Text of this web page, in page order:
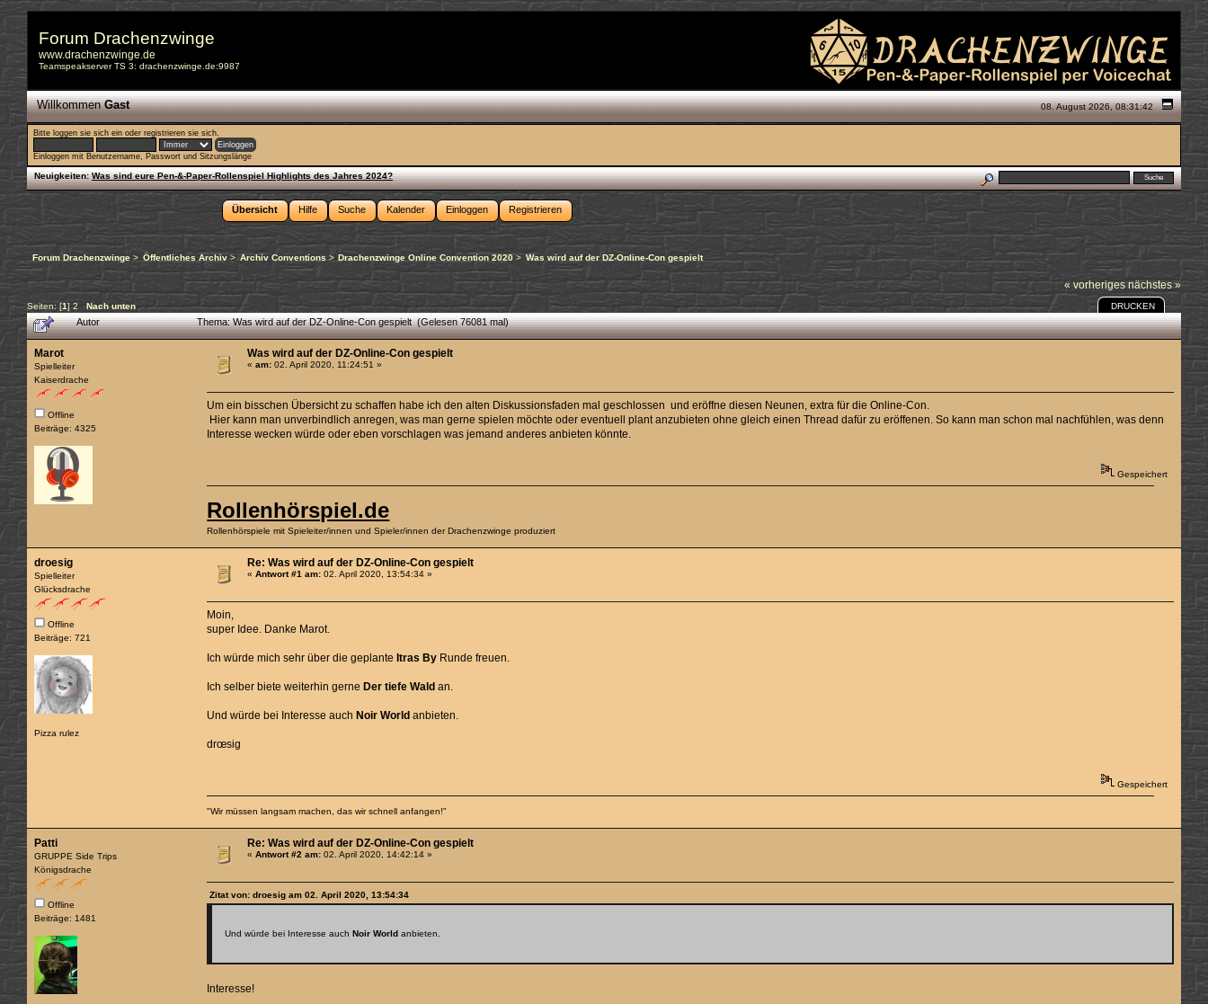
Forum Drachenzwinge
www.drachenzwinge.de
Teamspeakserver TS 3: drachenzwinge.de:9987
08. August 2026, 08:31:42
WillkommenGast
Bitte loggen sie sich ein oderregistrieren sie sich.
Einloggen mit Benutzername, Passwort und Sitzungslänge
Neuigkeiten: Was sind eure Pen-&-Paper-Rollenspiel Highlights des Jahres 2024?
Übersicht Hilfe Suche Kalender Einloggen Registrieren
Forum Drachenzwinge > Öffentliches Archiv> Archiv Conventions> Drachenzwinge Online Convention 2020> Was wird auf der DZ-Online-Con gespielt
« vorheriges nächstes »
Seiten: [1] 2 Nach unten DRUCKEN
Autor Thema: Was wird auf der DZ-Online-Con gespielt (Gelesen 76081 mal)
Marot
Spielleiter
Kaiserdrache
Offline
Beiträge: 4325
Was wird auf der DZ-Online-Con gespielt
«am: 02. April 2020, 11:24:51 »
Um ein bisschen Übersicht zu schaffen habe ich den alten Diskussionsfaden mal geschlossen und eröffne diesen Neunen, extra für die Online-Con.
Hier kann man unverbindlich anregen, was man gerne spielen möchte oder eventuell plant anzubieten ohne gleich einen Thread dafür zu eröffenen. So kann man schon mal nachfühlen, was denn
Interesse wecken würde oder eben vorschlagen was jemand anderes anbieten könnte.
Gespeichert
Rollenhörspiel.de
Rollenhörspiele mit Spieleiter/innen und Spieler/innen der Drachenzwinge produziert
droesig
Spielleiter
Glücksdrache
Offline
Beiträge: 721
Pizza rulez
Re: Was wird auf der DZ-Online-Con gespielt
«Antwort #1 am: 02. April 2020, 13:54:34 »
Moin,
super Idee. Danke Marot.
Ich würde mich sehr über die geplanteItras By Runde freuen.
Ich selber biete weiterhin gerneDer tiefe Wald an.
Und würde bei Interesse auchNoir World anbieten.
drœsig
Gespeichert
"Wir müssen langsam machen, das wir schnell anfangen!"
Patti
GRUPPE Side Trips
Königsdrache
Offline
Beiträge: 1481
Re: Was wird auf der DZ-Online-Con gespielt
«Antwort #2 am: 02. April 2020, 14:42:14 »
Zitat von: droesig am 02. April 2020, 13:54:34
Und würde bei Interesse auchNoir World anbieten.
Interesse!